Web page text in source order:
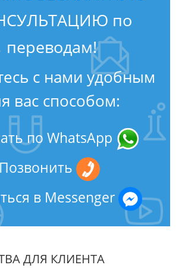
по
переводам!
с нами удобным
вас способом:
по WhatsApp
Позвонить
в Messenger
ДЛЯ КЛИЕНТА